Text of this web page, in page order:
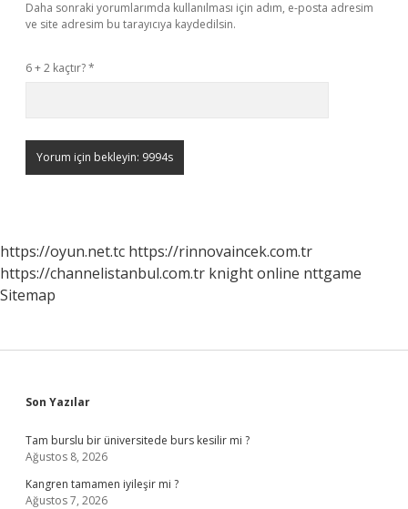
Daha sonraki yorumlarımda kullanılması için adım, e-posta adresim
ve site adresim bu tarayıcıya kaydedilsin.
6 + 2 kaçtır?*
https://oyun.net.tc https://rinnovaincek.com.tr
https://channelistanbul.com.tr knight online nttgame
Sitemap
Sidebar
Son Yazılar
Tam burslu bir üniversitede burs kesilir mi ?
Ağustos 8, 2026
Kangren tamamen iyileşir mi ?
Ağustos 7, 2026